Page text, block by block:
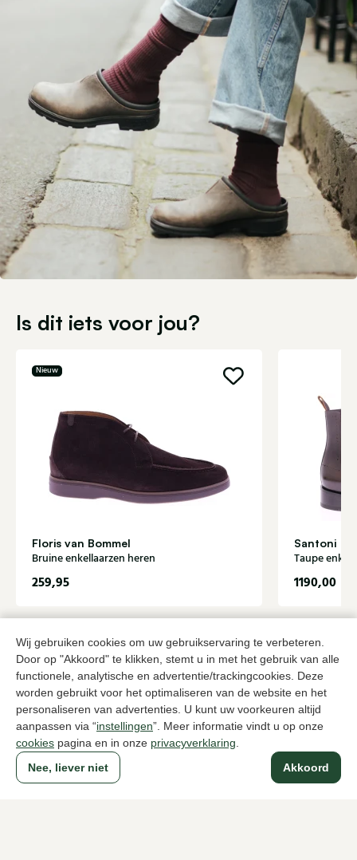
Wij gebruiken cookies om uw gebruikservaring te verbeteren.
Door op "Akkoord" te klikken, stemt u in met het gebruik van alle
functionele, analytische en advertentie/trackingcookies. Deze
worden gebruikt voor het optimaliseren van de website en het
personaliseren van advertenties. U kunt uw voorkeuren altijd
aanpassen via “instellingen”. Meer informatie vindt u op onze
cookies pagina en in onze privacyverklaring
Akkoord
Nee, liever niet
Is dit iets voor jou?
Nieuw
Floris van Bommel
Bruine enkellaarzen heren
259,95
Santoni
Taupe
1190,00
Naar alle producten
Sinds 1983 een begrip in Den Haag
Voor dames Voor heren